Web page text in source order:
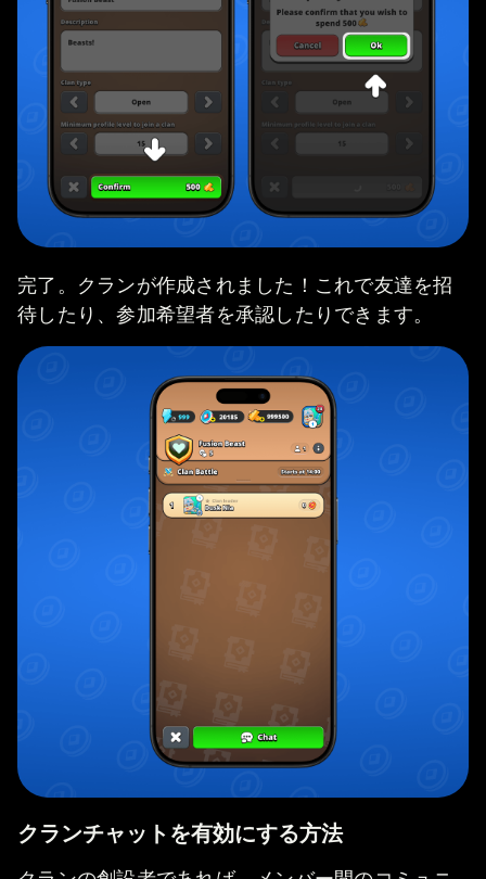
完了。クランが作成されました！これで友達を招
待したり、参加希望者を承認したりできます。
クランチャットを有効にする方法